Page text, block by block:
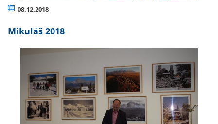
08.12.2018
Mikuláš 2018